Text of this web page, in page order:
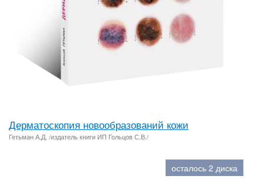
Дерматоскопия новообразований кожи
Гетьман А.Д. /издатель книги ИП Гольцов С.В./
осталось 2 диска